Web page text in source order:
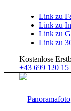
Link zu
Link zu
Link zu
Link zu
Kostenlose
+43 699 120 15